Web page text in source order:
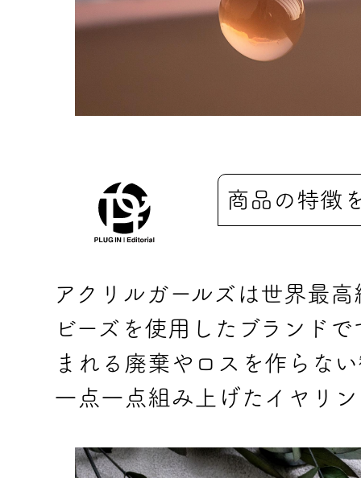
商品の特徴
アクリルガールズは世界最
ビーズを使用したブランド
まれる廃棄やロスを作らな
一点一点組み上げたイヤリ